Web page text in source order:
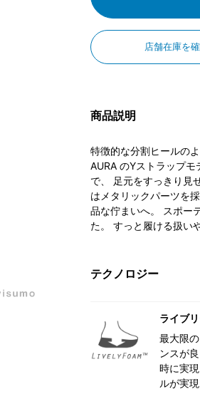
店舗在庫を
商品説明
特徴的な分割ヒールの
AURA のYストラップ
で、 足元をすっきり見
はメタリックパーツを
品な佇まいへ。 スポー
た。 すっと履ける扱い
テクノロジー
ライブ
最大限
ンスが
時に実
ルが実現